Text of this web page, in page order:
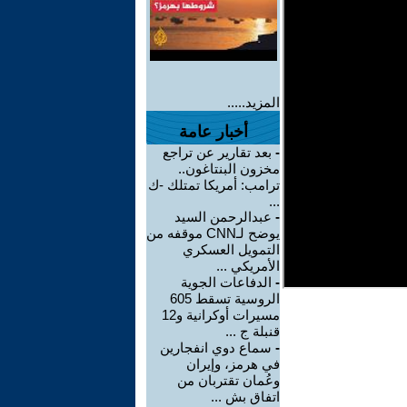
المزيد.....
أخبار عامة
- بعد تقارير عن تراجع
مخزون البنتاغون..
ترامب: أمريكا تمتلك -ك
...
- عبدالرحمن السيد
يوضح لـCNN موقفه من
التمويل العسكري
الأمريكي ...
- الدفاعات الجوية
الروسية تسقط 605
مسيرات أوكرانية و12
قنبلة ج ...
- سماع دوي انفجارين
في هرمز، وإيران
وعُمان تقتربان من
اتفاق بش ...